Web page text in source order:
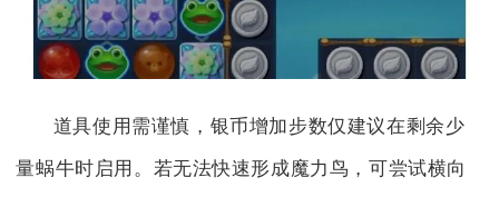
道具使用需谨慎，银币增加步数仅建议在剩余少
量蜗牛时启用。若无法快速形成魔力鸟，可尝试横向